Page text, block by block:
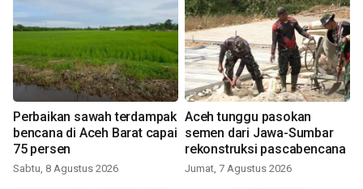
Perbaikan sawah terdampak
bencana di Aceh Barat capai
75 persen
Sabtu, 8 Agustus 2026
Aceh tunggu pasokan
semen dari Jawa-Sumbar
rekonstruksi pascabencana
Jumat, 7 Agustus 2026